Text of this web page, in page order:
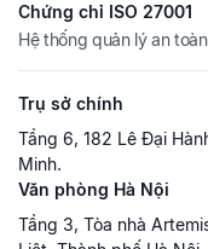
Chứng chỉ ISO 27001
Hệ thống quản lý an
Trụ sở chính
Tầng 6, 182 Lê Đại
Minh.
Văn phòng Hà Nội
Tầng 3, Tòa nhà